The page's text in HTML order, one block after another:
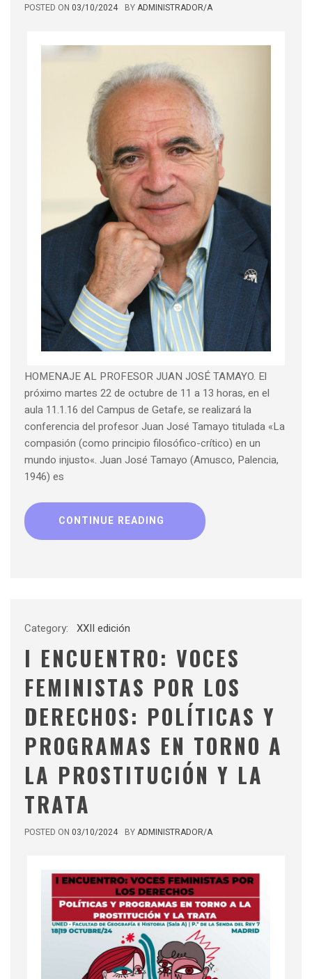
POSTED ON 03/10/2024 BYADMINISTRADOR/A
HOMENAJE AL PROFESOR JUAN JOSÉ TAMAYO. El
próximo martes 22 de octubre de 11 a 13 horas, en el
aula 11.1.16 del Campus de Getafe, se realizará la
conferencia del profesor Juan José Tamayo titulada «La
compasión (como principio filosófico-crítico) en un
mundo injusto«. Juan José Tamayo (Amusco, Palencia,
1946) es
CONTINUE READING
Category: XXII edición
I ENCUENTRO: VOCES
FEMINISTAS POR LOS
DERECHOS: POLÍTICAS Y
PROGRAMAS EN TORNO A
LA PROSTITUCIÓN Y LA
TRATA
POSTED ON 03/10/2024 BYADMINISTRADOR/A